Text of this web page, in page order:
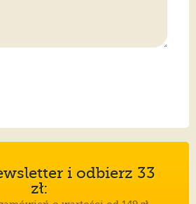
i odbierz 33
zł: